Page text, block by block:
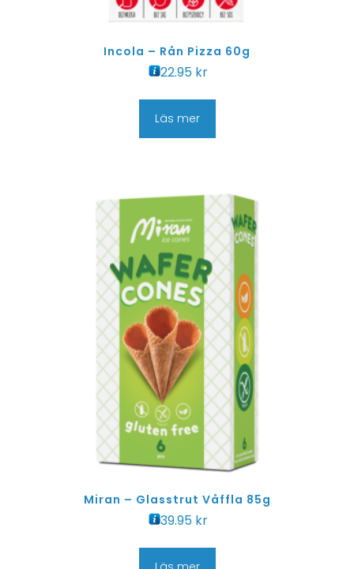
Incola – Rån Pizza 60g
22.95 kr
Läs mer
Miran – Glasstrut Våffla 85g
39.95 kr